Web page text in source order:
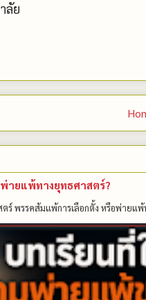
ลัย
ายแพ้ทางยุทธศาสตร์?
ร์ พรรคส้มแพ้การเลือกตั้ง หรือพ่ายแ